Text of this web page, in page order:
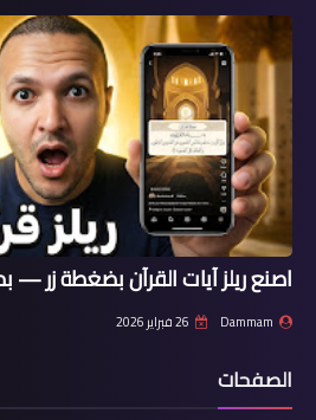
اصنع ريلز آيات القرآن بضغطة زر —
Dammam 26 فبراير 2026
الصفحات